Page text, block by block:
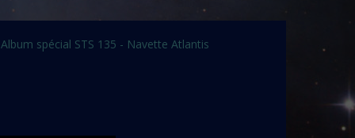
Album spécial STS 135 - Navette Atlantis